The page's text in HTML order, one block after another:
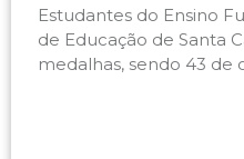
Estudantes do Ensino
de Educação de Santa
medalhas, sendo 43 de